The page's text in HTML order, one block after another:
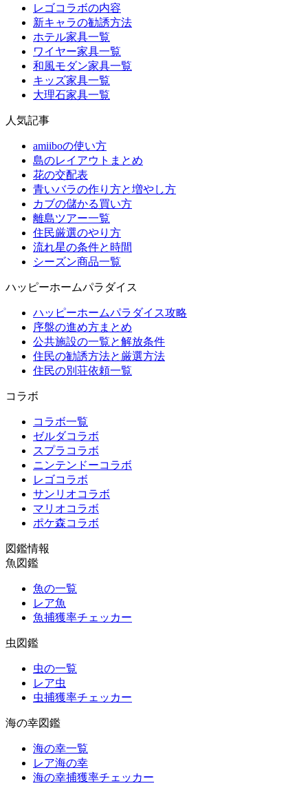
レゴコラボの内容
新キャラの勧誘方法
ホテル家具一覧
ワイヤー家具一覧
和風モダン家具一覧
キッズ家具一覧
大理石家具一覧
人気記事
amiiboの使い方
島のレイアウトまとめ
花の交配表
青いバラの作り方と増やし方
カブの儲かる買い方
離島ツアー一覧
住民厳選のやり方
流れ星の条件と時間
シーズン商品一覧
ハッピーホームパラダイス
ハッピーホームパラダイス攻略
序盤の進め方まとめ
公共施設の一覧と解放条件
住民の勧誘方法と厳選方法
住民の別荘依頼一覧
コラボ
コラボ一覧
ゼルダコラボ
スプラコラボ
ニンテンドーコラボ
レゴコラボ
サンリオコラボ
マリオコラボ
ポケ森コラボ
図鑑情報
魚図鑑
魚の一覧
レア魚
魚捕獲率チェッカー
虫図鑑
虫の一覧
レア虫
虫捕獲率チェッカー
海の幸図鑑
海の幸一覧
レア海の幸
海の幸捕獲率チェッカー